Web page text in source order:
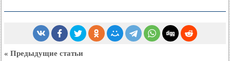
« Предыдущие статьи